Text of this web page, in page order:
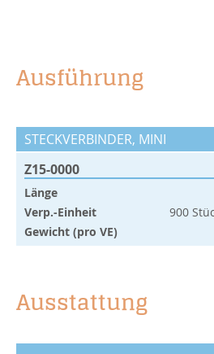
Ausführung
STECKVERBINDER, MINI
Z15-0000
Länge
Verp.-Einheit
900
Gewicht (pro VE)
Ausstattung